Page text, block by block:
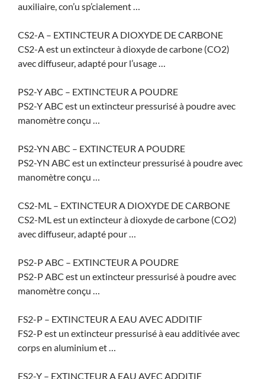
auxiliaire, con’u sp’cialement …
CS2-A – EXTINCTEUR A DIOXYDE DE CARBONE
CS2-A est un extincteur à dioxyde de carbone (CO2)
avec diffuseur, adapté pour l’usage …
PS2-Y ABC – EXTINCTEUR A POUDRE
PS2-Y ABC est un extincteur pressurisé à poudre avec
manomètre conçu …
PS2-YN ABC – EXTINCTEUR A POUDRE
PS2-YN ABC est un extincteur pressurisé à poudre avec
manomètre conçu …
CS2-ML – EXTINCTEUR A DIOXYDE DE CARBONE
CS2-ML est un extincteur à dioxyde de carbone (CO2)
avec diffuseur, adapté pour …
PS2-P ABC – EXTINCTEUR A POUDRE
PS2-P ABC est un extincteur pressurisé à poudre avec
manomètre conçu …
FS2-P – EXTINCTEUR A EAU AVEC ADDITIF
FS2-P est un extincteur pressurisé à eau additivée avec
corps en aluminium et …
FS2-Y – EXTINCTEUR A EAU AVEC ADDITIF